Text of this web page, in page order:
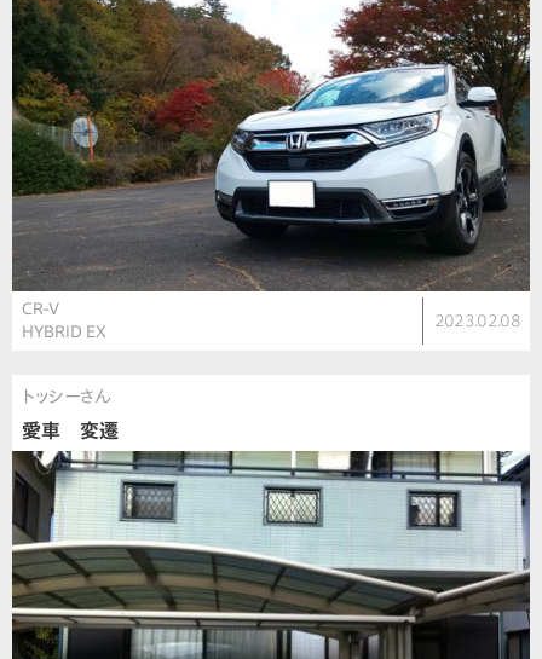
CR-V
HYBRID EX
2023.02.08
トッシーさん
愛車 変遷